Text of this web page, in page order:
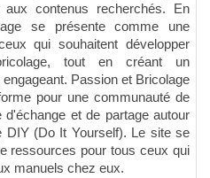
contenus recherchés. En
se présente comme une
qui souhaitent développer
tout en créant un
Passion et Bricolage
pour une communauté de
et de partage autour
DIY (Do It Yourself). Le site se
ressources pour tous ceux qui
manuels chez eux.